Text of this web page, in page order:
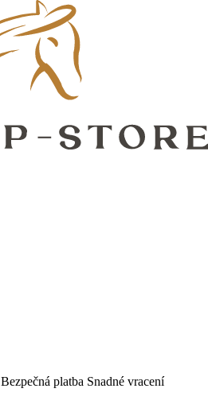
Bezpečná platba Snadné vracení